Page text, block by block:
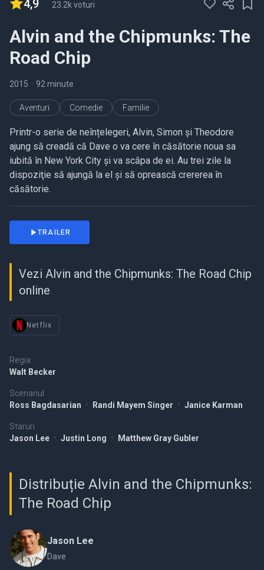
4,9 - 23.2k voturi
Alvin and the Chipmunks: The
Road Chip
2015 • 92 minute
Aventuri Comedie Familie
Printr-o serie de neînțelegeri, Alvin, Simon și Theodore
ajung să creadă că Dave o va cere în căsătorie noua sa
iubită în New York City și va scăpa de ei. Au trei zile la
dispoziţie să ajungă la el și să oprească crererea în
căsătorie.
Regia
Walt Becker
Scenariul
Ross Bagdasarian • Randi Mayem Singer • Janice Karman
Staruri
Jason Lee • Justin Long • Matthew Gray Gubler
TRAILER
Vezi Alvin and the Chipmunks: The Road Chip
online
Netflix
Distribuție Alvin and the Chipmunks:
The Road Chip
Jason Lee
Dave